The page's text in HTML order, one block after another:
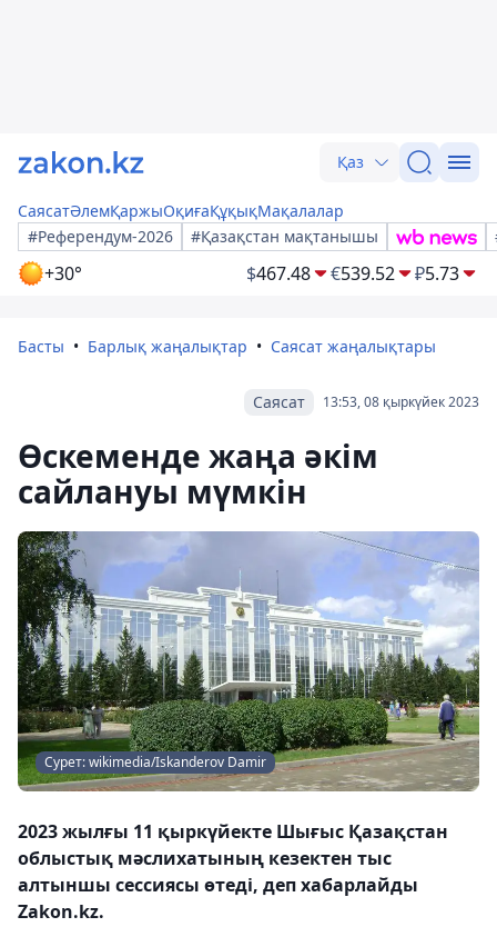
Қаз
СаясатӘлемҚаржыОқиғаҚұқықМақалалар
#Референдум-2026
#Қазақстан мақтанышы
+30° $467.48 €539.52 ₽5.73
Басты Барлық жаңалықтар Саясат жаңалықтары
13:53, 08 қыркүйек 2023
Саясат
Өскеменде жаңа әкім
сайлануы мүмкін
Сурет: wikimedia/Iskanderov Damir
2023 жылғы 11 қыркүйекте Шығыс Қазақстан
облыстық мәслихатының кезектен тыс
алтыншы сессиясы өтеді, деп хабарлайды
Zakon.kz.